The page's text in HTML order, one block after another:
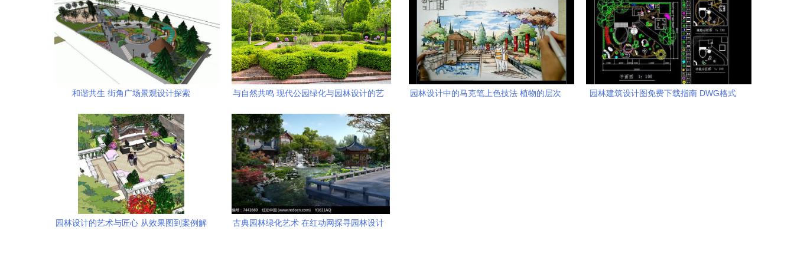
和谐共生 街角广场景观设计探索
与自然共鸣 现代公园绿化与园林设计的艺
园林设计中的马克笔上色技法 植物的层次
园林建筑设计图免费下载指南 DWG格式
园林设计的艺术与匠心 从效果图到案例解
古典园林绿化艺术 在红动网探寻园林设计